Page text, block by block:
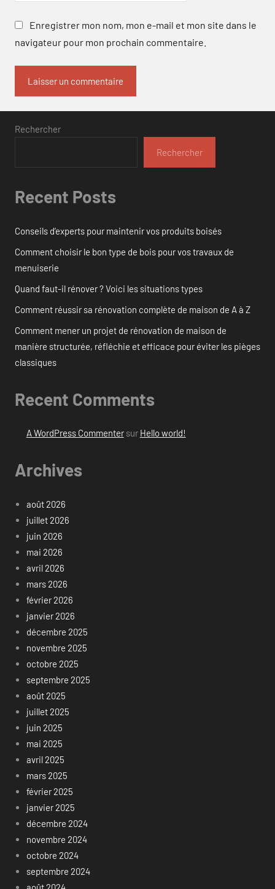
Enregistrer mon nom, mon e-mail et mon site dans le
navigateur pour mon prochain commentaire.
Rechercher
Rechercher
Recent Posts
Conseils d’experts pour maintenir vos produits boisés
Comment choisir le bon type de bois pour vos travaux de
menuiserie
Quand faut-il rénover ? Voici les situations types
Comment réussir sa rénovation complète de maison de A à Z
Comment mener un projet de rénovation de maison de
manière structurée, réfléchie et efficace pour éviter les pièges
classiques
Recent Comments
A WordPress Commentersur Hello world!
Archives
août 2026
juillet 2026
juin 2026
mai 2026
avril 2026
mars 2026
février 2026
janvier 2026
décembre 2025
novembre 2025
octobre 2025
septembre 2025
août 2025
juillet 2025
juin 2025
mai 2025
avril 2025
mars 2025
février 2025
janvier 2025
décembre 2024
novembre 2024
octobre 2024
septembre 2024